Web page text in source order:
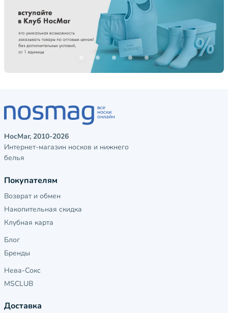
НосМаг, 2010-2026
Интернет-магазин носков и нижнего
белья
Покупателям
Возврат и обмен
Накопительная скидка
Клубная карта
Блог
Бренды
Нева-Сокс
MSCLUB
Доставка